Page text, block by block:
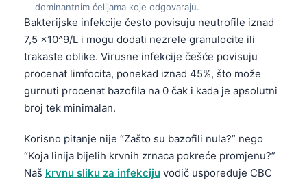
dominantnim ćelijama koje odgovaraju.
Bakterijske infekcije često povisuju neutrofile iznad
7,5 x10^9/L i mogu dodati nezrele granulocite ili
trakaste oblike. Virusne infekcije češće povisuju
procenat limfocita, ponekad iznad 45%, što može
gurnuti procenat bazofila na 0 čak i kada je apsolutni
broj tek minimalan.
Korisno pitanje nije “Zašto su bazofili nula?” nego
“Koja linija bijelih krvnih zrnaca pokreće promjenu?”
Naš krvnu sliku za infekciju vodič uspoređuje CBC
ગુજરાતી
ಕನ್ನಡ
Bahasa Melayu
Tiếng Việt
Tagalog
ไทย
ဗမာစာ